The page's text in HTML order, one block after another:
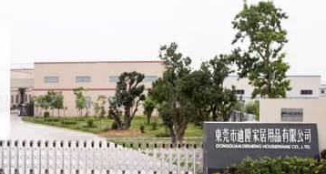
français
Deutsch
العربية